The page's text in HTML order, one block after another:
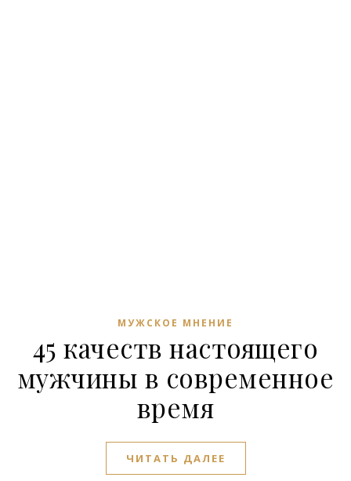
МУЖСКОЕ МНЕНИЕ
45 качеств настоящего
мужчины в современное
время
ЧИТАТЬ ДАЛЕЕ